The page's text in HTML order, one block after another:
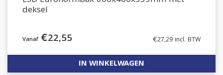
deksel
€22,55 €27,29 incl. BTW
IN WINKELWAGEN